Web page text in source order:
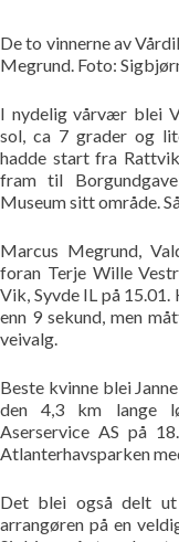
De to vinnerne av
Megrund. Foto:
I nydelig vårvær blei
sol, ca 7 grader og
hadde start fra
fram til
Museum sitt område.
Marcus Megrund,
foran Terje Wille
Vik, Syvde IL på
enn 9 sekund, men
veivalg.
Beste kvinne blei
den 4,3 km lange
Aserservice AS på
Atlanterhavsparken
Det blei også delt
arrangøren på en